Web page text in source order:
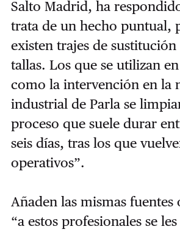
Salto Madrid, ha
trata de un hecho puntual,
existen trajes de sustitución
tallas. Los que se utilizan
como la intervención en la
industrial de Parla se
proceso que suele durar
seis días, tras los que
operativos”.
Añaden las mismas fuentes
“a estos profesionales se